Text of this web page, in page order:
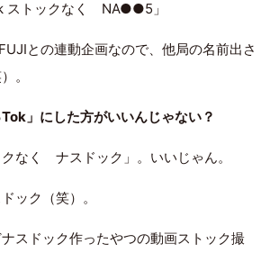
ストックなく NA●●5」
との連動企画なので、他局の名前出さ
。
」にした方がいいんじゃない？
クなく ナスドック」。いいじゃん。
ック（笑）。
スドック作ったやつの動画ストック撮